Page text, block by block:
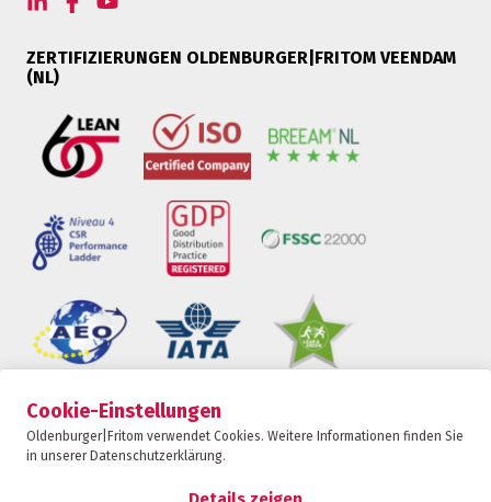
Cookie-Einstellungen
Oldenburger|Fritom verwendet Cookies. Weitere Informationen finden Sie
in unserer Datenschutzerklärung.
ZERTIFIZIERUNGEN OLDENBURGER|FRITOM VEENDAM
(NL)
Oldenburger|Fritom ist Teil der Fritom Group